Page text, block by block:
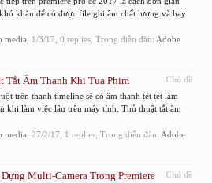
khăn để có được file ghi âm chất lượng và hay.
1/3/17 , 0 replies, Trong diễn đàn: Adobe
Chủ đề
Tắt Âm Thanh Khi Tua Phim
trên thanh timeline sẽ có âm thanh tét tét làm
khi làm việc lâu trên máy tính. Thủ thuật tắt âm
27/2/17 , 1 replies, Trong diễn đàn: Adobe
Chủ đề
Multi-Camera Trong Premiere